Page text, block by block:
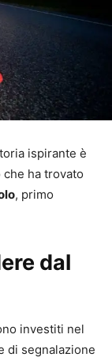
ispirante è
ha trovato
, primo
dal
investiti nel
di segnalazione